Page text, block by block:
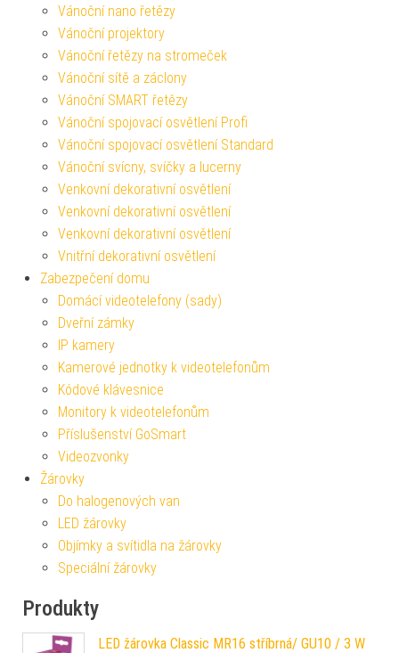
Vánoční nano řetězy
Vánoční projektory
Vánoční řetězy na stromeček
Vánoční sítě a záclony
Vánoční SMART řetězy
Vánoční spojovací osvětlení Profi
Vánoční spojovací osvětlení Standard
Vánoční svícny, svíčky a lucerny
Venkovní dekorativní osvětlení
Venkovní dekorativní osvětlení
Venkovní dekorativní osvětlení
Vnitřní dekorativní osvětlení
Zabezpečení domu
Domácí videotelefony (sady)
Dveřní zámky
IP kamery
Kamerové jednotky k videotelefonům
Kódové klávesnice
Monitory k videotelefonům
Příslušenství GoSmart
Videozvonky
Žárovky
Do halogenových van
LED žárovky
Objímky a svítidla na žárovky
Speciální žárovky
Produkty
LED žárovka Classic MR16 stříbrná/ GU10 / 3 W